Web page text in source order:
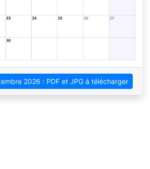
2026 : PDF et JPG à télécharger